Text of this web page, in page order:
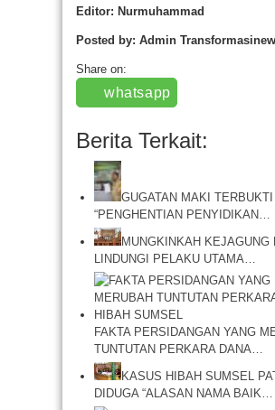
Editor: Nurmuhammad
Posted by: Admin
Share on:
whatsapp
Berita Terkait:
GUGATAN MAKI TERBUKTI
“PENGHENTIAN PENYIDIKAN…
MUNGKINKAH KEJAGUNG
LINDUNGI PELAKU UTAMA…
FAKTA PERSIDANGAN YANG
TUNTUTAN PERKARA DANA…
KASUS HIBAH SUMSEL
DIDUGA “ALASAN NAMA BAIK…